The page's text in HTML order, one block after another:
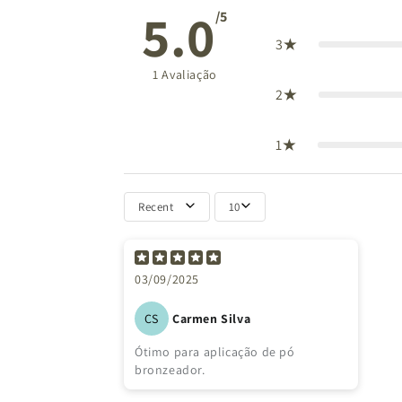
5.0/5
1 Avaliação
3
2
1
Recent 10
03/09/2025
CS Carmen Silva
Ótimo para aplicação de pó
bronzeador.